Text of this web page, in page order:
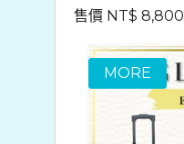
售價 NT$ 8,800